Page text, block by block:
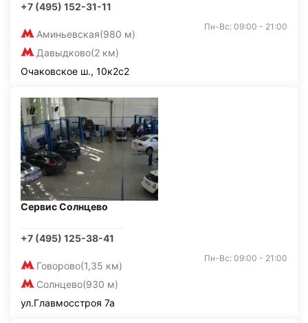
+7 (495) 152-31-11
Аминьевская(980 м)
Давыдково(2 км)
Пн-Вс: 09:00 - 21:00
Очаковское ш., 10к2с2
Сервис Солнцево
+7 (495) 125-38-41
Говорово(1,35 км)
Солнцево(930 м)
Пн-Вс: 09:00 - 21:00
ул.Главмосстроя 7а